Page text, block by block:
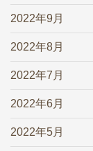
2022年9月
2022年8月
2022年7月
2022年6月
2022年5月